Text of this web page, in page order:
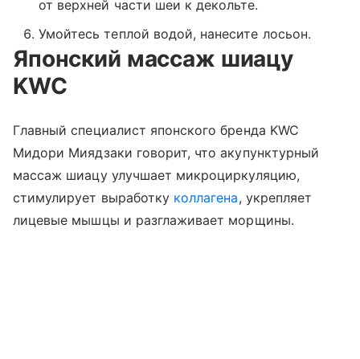
от верхней части шеи к декольте.
Умойтесь теплой водой, нанесите лосьон.
Японский массаж шиацу
KWC
Главный специалист японского бренда KWC
Мидори Миядзаки говорит, что акупунктурный
массаж шиацу улучшает микроциркуляцию,
стимулирует выработку коллагена, укрепляет
лицевые мышцы и разглаживает морщины.